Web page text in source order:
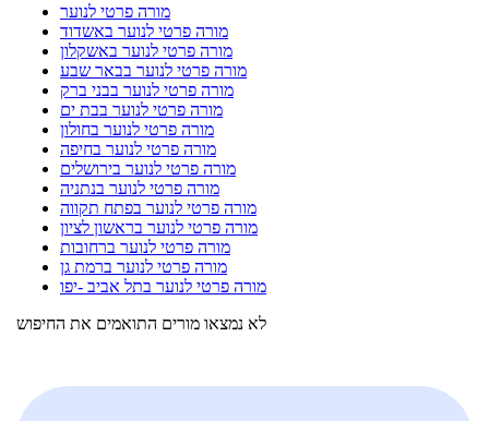
מורה פרטי לנוער
מורה פרטי לנוער באשדוד
מורה פרטי לנוער באשקלון
מורה פרטי לנוער בבאר שבע
מורה פרטי לנוער בבני ברק
מורה פרטי לנוער בבת ים
מורה פרטי לנוער בחולון
מורה פרטי לנוער בחיפה
מורה פרטי לנוער בירושלים
מורה פרטי לנוער בנתניה
מורה פרטי לנוער בפתח תקווה
מורה פרטי לנוער בראשון לציון
מורה פרטי לנוער ברחובות
מורה פרטי לנוער ברמת גן
מורה פרטי לנוער בתל אביב -יפו
לא נמצאו מורים התואמים את החיפוש